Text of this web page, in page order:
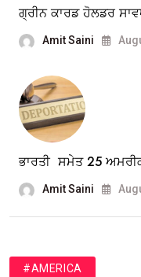
ਗ੍ਰੀਨ ਕਾਰਡ ਹੋਲਡਰ
Amit Saini
ਭਾਰਤੀ ਸਮੇਤ 25
Amit Saini
#AMERICA